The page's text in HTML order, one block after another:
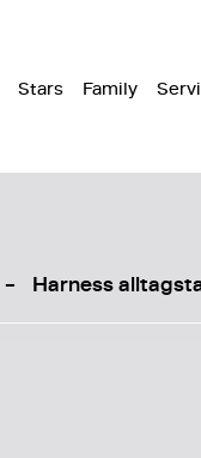
Stars Family
Harness